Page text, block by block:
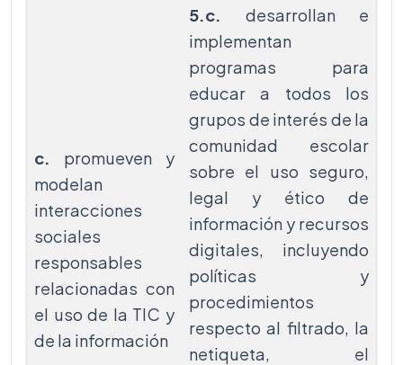
c. promueven y
modelan
interacciones
sociales
responsables
relacionadas con
el uso de la TIC y
de la información
5.c. desarrollan e
implementan
programas para
educar a todos los
grupos de interés de la
comunidad escolar
sobre el uso seguro,
legal y ético de
información y recursos
digitales, incluyendo
políticas y
procedimientos
respecto al filtrado, la
netiqueta, el